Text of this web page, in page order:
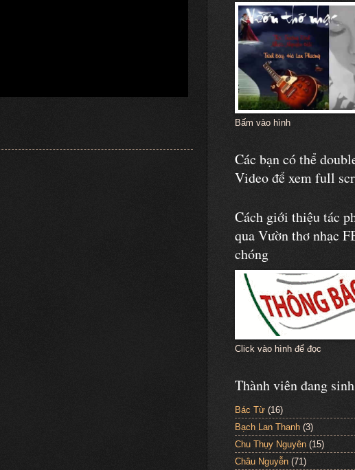
Bấm vào hình
Các bạn có thể
Video để xem full
Cách giới thiệu tác
qua Vườn thơ nhạc
chóng
Click vào hình để đọc
Thành viên đang
Bác Từ (16)
Bạch Lan Thanh (3)
Chu Thụy Nguyên (15)
Châu Nguyễn (71)